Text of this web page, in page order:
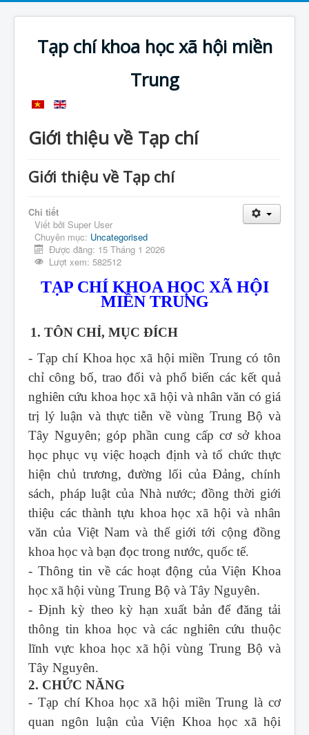
Tạp chí khoa học xã hội miền
Trung
Giới thiệu về Tạp chí
Giới thiệu về Tạp chí
Chi tiết
Viết bởi Super User
Chuyên mục: Uncategorised
Được đăng: 15 Tháng 1 2026
Lượt xem: 582512
TẠP CHÍ KHOA HỌC XÃ HỘI
MIỀN TRUNG
1. TÔN CHỈ, MỤC ĐÍCH
- Tạp chí Khoa học xã hội miền Trung có tôn
chỉ công bố, trao đổi và phổ biến các kết quả
nghiên cứu khoa học xã hội và nhân văn có giá
trị lý luận và thực tiễn về vùng Trung Bộ và
Tây Nguyên; góp phần cung cấp cơ sở khoa
học phục vụ việc hoạch định và tổ chức thực
hiện chủ trương, đường lối của Đảng, chính
sách, pháp luật của Nhà nước; đồng thời giới
thiệu các thành tựu khoa học xã hội và nhân
văn của Việt Nam và thế giới tới cộng đồng
khoa học và bạn đọc trong nước, quốc tế.
- Thông tin về các hoạt động của Viện Khoa
học xã hội vùng Trung Bộ và Tây Nguyên.
- Định kỳ theo kỳ hạn xuất bản để đăng tải
thông tin khoa học và các nghiên cứu thuộc
lĩnh vực khoa học xã hội vùng Trung Bộ và
Tây Nguyên.
2. CHỨC NĂNG
- Tạp chí Khoa học xã hội miền Trung là cơ
quan ngôn luận của Viện Khoa học xã hội